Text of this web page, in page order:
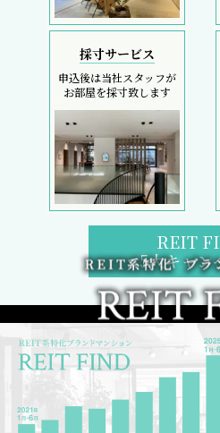
採寸サービス
申込後は当社スタッフが
お部屋を採寸致します
REIT
5大キャン